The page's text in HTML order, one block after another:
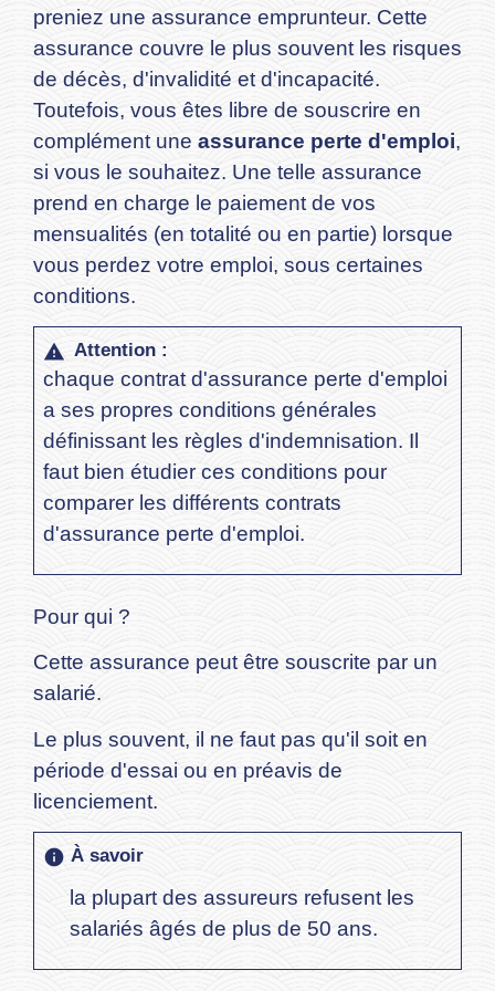
preniez une assurance emprunteur. Cette
assurance couvre le plus souvent les risques
de décès, d'invalidité et d'incapacité.
Toutefois, vous êtes libre de souscrire en
complément une assurance perte d'emploi,
si vous le souhaitez. Une telle assurance
prend en charge le paiement de vos
mensualités (en totalité ou en partie) lorsque
vous perdez votre emploi, sous certaines
conditions.
warning Attention :
chaque contrat d'assurance perte d'emploi
a ses propres conditions générales
définissant les règles d'indemnisation. Il
faut bien étudier ces conditions pour
comparer les différents contrats
d'assurance perte d'emploi.
Pour qui ?
Cette assurance peut être souscrite par un
salarié.
Le plus souvent, il ne faut pas qu'il soit en
période d'essai ou en préavis de
licenciement.
info À savoir
la plupart des assureurs refusent les
salariés âgés de plus de 50 ans.